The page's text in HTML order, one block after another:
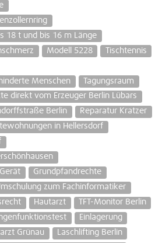
18 t und bis 16 m Länge
Modell 5228
Tischtennis
Menschen
Tagungsraum
direkt vom Erzeuger Berlin Lübars
Berlin
Reparatur Kratzer
in Hellersdorf
Grundpfandrechte
zum Fachinformatiker
Hautarzt
TFT-Monitor Berlin
Einlagerung
Grünau
Laschlifting Berlin